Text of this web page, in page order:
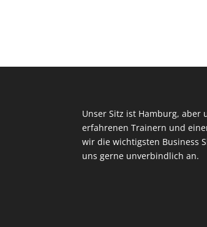
Unser Sitz ist Hamburg, aber
erfahrenen Trainern und
wir die wichtigsten Business
uns gerne unverbindlich an.